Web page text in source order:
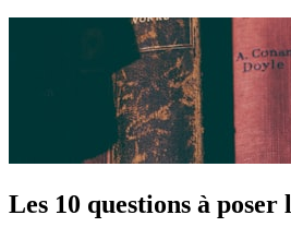
Les 10 questions à